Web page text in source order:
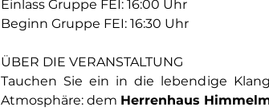
Einlass Gruppe FEI: 16:00 Uhr
Beginn Gruppe FEI: 16:30 Uhr
ÜBER DIE VERANSTALTUNG
Tauchen Sie ein in die lebendige
Atmosphäre: dem Herrenhaus